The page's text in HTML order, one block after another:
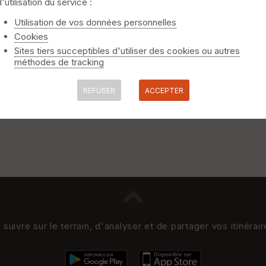
sur le terrain, d'analyser et de partager vos
Utilisation de vos données personnelles
Cookies
Sites tiers succeptibles d'utiliser des cookies ou autres
méthodes de tracking
REFUSER ACCEPTER